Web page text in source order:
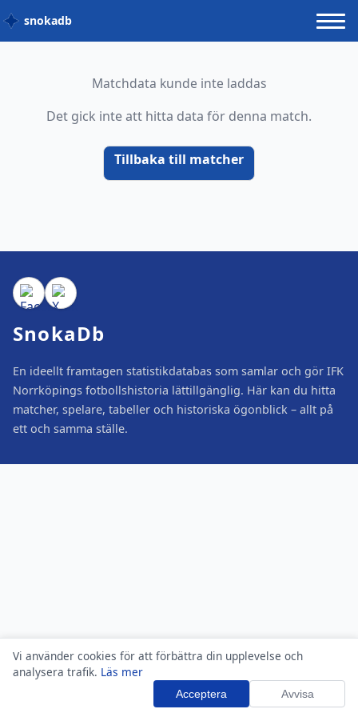
Vi använder cookies för att förbättra din upplevelse och
analysera trafik. Läs mer
Acceptera Avvisa
snokadb
Matchdata kunde inte laddas
Det gick inte att hitta data för denna match.
Tillbaka till matcher
SnokaDb
En ideellt framtagen statistikdatabas som samlar och gör IFK
Norrköpings fotbollshistoria lättillgänglig. Här kan du hitta
matcher, spelare, tabeller och historiska ögonblick – allt på
ett och samma ställe.